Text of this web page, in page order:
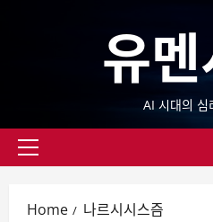
유
AI 시대의 심
Primary
Home 나르시시스즘